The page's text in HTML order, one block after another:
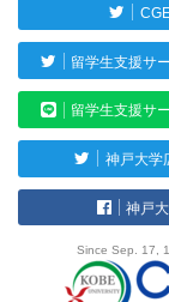
留学生支援サ
留学生支援サ
神戸大学
神戸
Since Sep. 17,